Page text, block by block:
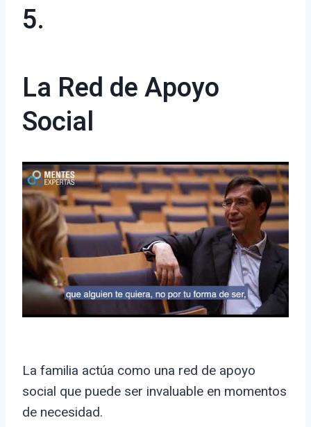
5.
La Red de Apoyo
Social
La familia actúa como una red de apoyo
social que puede ser invaluable en momentos
de necesidad.